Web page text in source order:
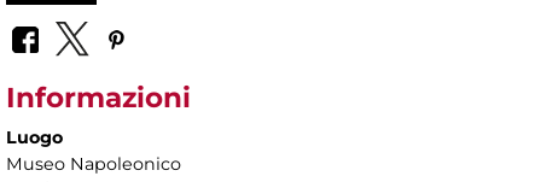
Informazioni
Luogo
Museo Napoleonico